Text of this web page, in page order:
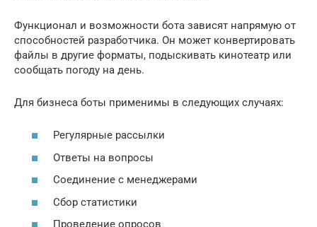
Функционал и возможности бота зависят напрямую от
способностей разработчика. Он может конвертировать
файлы в другие форматы, подыскивать кинотеатр или
сообщать погоду на день.
Для бизнеса боты применимы в следующих случаях:
Регулярные рассылки
Ответы на вопросы
Соединение с менеджерами
Сбор статистики
Проведение опросов